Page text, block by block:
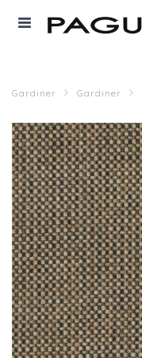
Gardiner Gardiner